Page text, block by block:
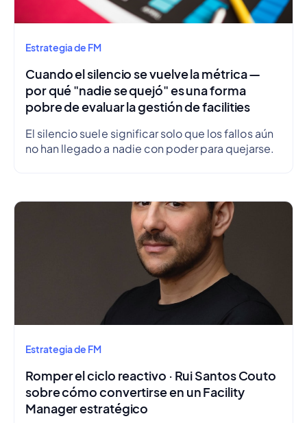
Estrategia de FM
Cuando el silencio se vuelve la métrica —
por qué "nadie se quejó" es una forma
pobre de evaluar la gestión de facilities
El silencio suele significar solo que los fallos aún
no han llegado a nadie con poder para quejarse.
Estrategia de FM
Romper el ciclo reactivo · Rui Santos Couto
sobre cómo convertirse en un Facility
Manager estratégico